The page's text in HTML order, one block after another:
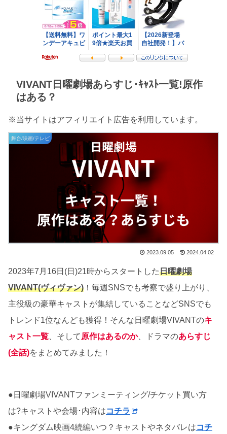
VIVANT日曜劇場あらすじ･ｷｬｽﾄ一覧!原作
はある？
※当サイトはアフィリエイト広告を利用しています。
舞台/映画/テレビ
2023.09.05 2024.04.02
2023年7月16日(日)21時からスタートした日曜劇場
VIVANT(ヴィヴァン) ！毎週SNSでも考察で盛り上がり、
主役級の豪華キャストが集結していることなどSNSでも
トレンド1位なんども獲得！そんな日曜劇場VIVANTのキ
ャスト一覧 、そして 原作はあるのか、ドラマのあらすじ
(全話)をまとめてみました！
●日曜劇場VIVANTファンミーティング/チケット買い方
は?キャストや会場･内容はコチラ
●キングダム映画4続編いつ？キャストやネタバレはコチ